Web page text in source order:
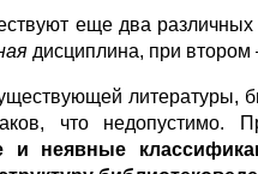
еще два
дисциплина, при втором
литературы,
что недопустимо.
и неявные